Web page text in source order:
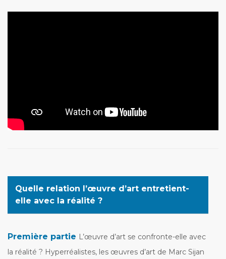
Quelle relation l’œuvre d’art entretient-
elle avec la réalité ?
Première partie L’œuvre d’art se confronte-elle avec
la réalité ? Hyperréalistes, les œuvres d’art de Marc Sijan